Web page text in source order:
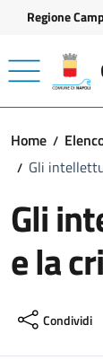
Vai ai contenuti
Vai al footer
Regione
Home
Gli
Gli
e la
Condividi